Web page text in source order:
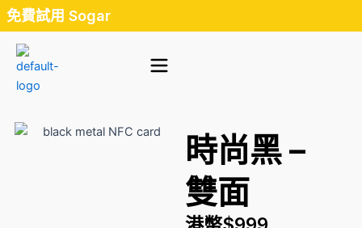
Skip
to
content
免費試用 Sogar
時尚黑 –
雙面